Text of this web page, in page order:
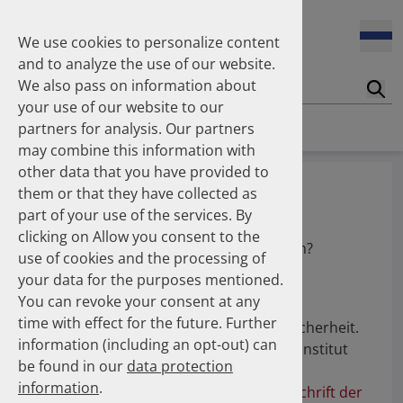
Homepage Members How to become a Member
Mitglied werden
Sie möchten Mitglied im Deutschen
Arzneiprüfungsinstitut e. V. (DAPI) werden?
Zweck des Vereins ist die Förderung von
Wissenschaft und Forschung sowie die
Verbesserung der Arzneimitteltherapiesicherheit.
Dazu führt das Deutsche Arzneiprüfungsinstitut
Untersuchungen auf dem Gebiet der
Arzneimittelversorgung durch (siehe
Abschrift der
We use cookies to personalize content
and to analyze the use of our website.
We also pass on information about
your use of our website to our
partners for analysis. Our partners
may combine this information with
other data that you have provided to
them or that they have collected as
part of your use of the services. By
clicking on Allow you consent to the
use of cookies and the processing of
your data for the purposes mentioned.
You can revoke your consent at any
time with effect for the future. Further
information (including an opt-out) can
be found in our data protection
information.